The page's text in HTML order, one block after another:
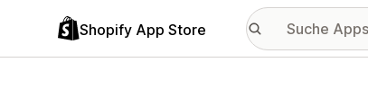
Shopify App Store